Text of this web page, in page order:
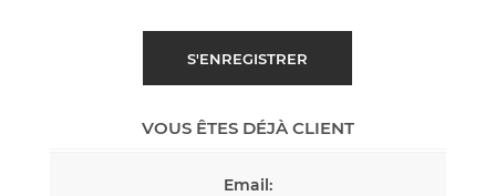
VOUS ÊTES DÉJÀ CLIENT
Email: